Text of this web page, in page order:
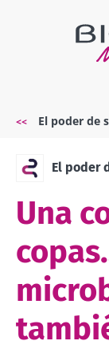
Sobrescribir
de
ayuda
la
navegación
El poder de
El poder
Una